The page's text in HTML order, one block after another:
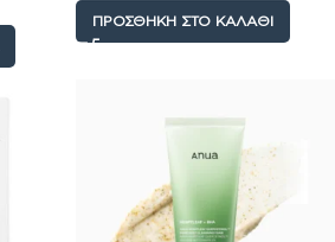
ΠΡΟΣΘΉΚΗ ΣΤΟ ΚΑΛΆΘΙ